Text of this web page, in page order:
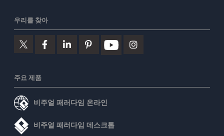
우리를 찾아
주요 제품
비주얼 패러다임 온라인
비주얼 패러다임 데스크톱